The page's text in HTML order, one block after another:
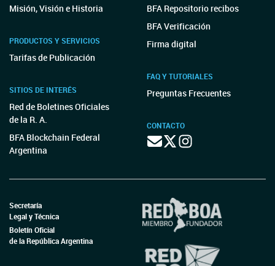
Misión, Visión e Historia
PRODUCTOS Y SERVICIOS
Tarifas de Publicación
SITIOS DE INTERÉS
Red de Boletines Oficiales
de la R. A.
BFA Blockchain Federal
Argentina
BFA Repositorio recibos
BFA Verificación
Firma digital
FAQ Y TUTORIALES
Preguntas Frecuentes
CONTACTO
Secretaría
Legal y Técnica
Boletín Oficial
de la República Argentina